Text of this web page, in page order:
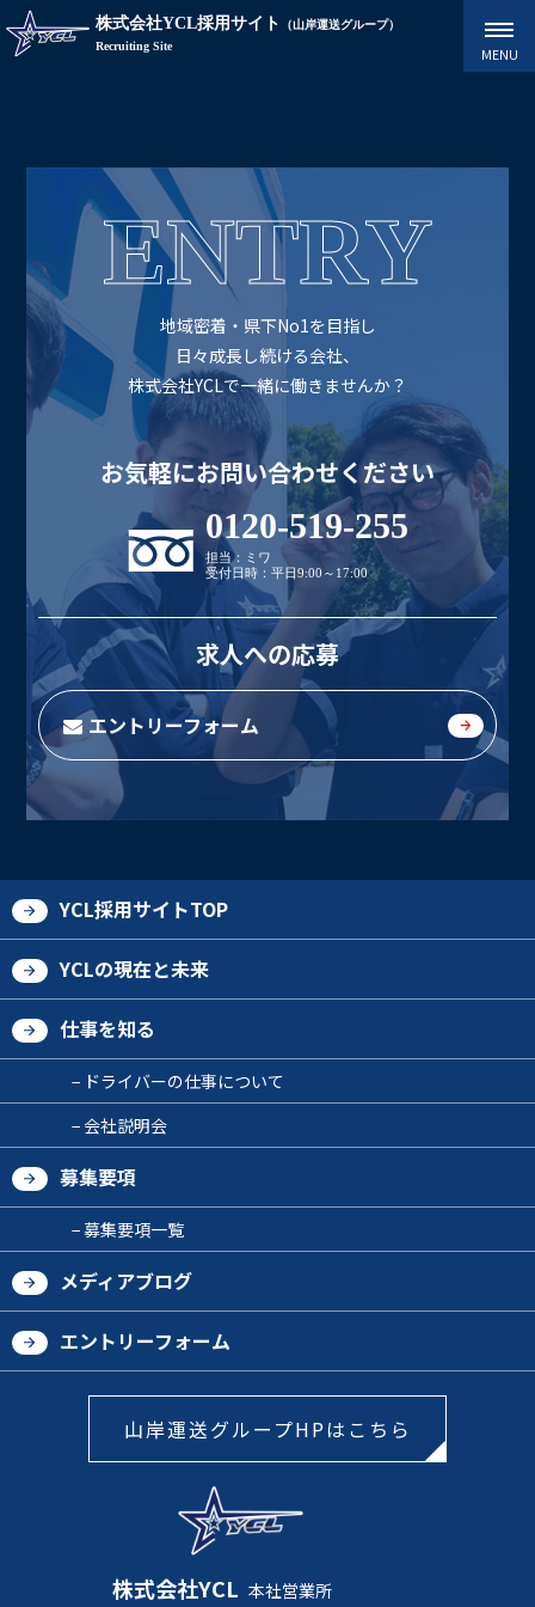
株式会社YCL採用サイト
（山岸運送グループ）
Recruiting Site
ENTRY
地域密着・県下No1を目指し
日々成長し続ける会社、
株式会社YCLで一緒に働きませんか？
お気軽にお問い合わせください
0120-519-255
担当：ミワ
受付日時：平日9:00～17:00
求人への応募
エントリーフォーム
YCL採用サイトTOP
YCLの現在と未来
仕事を知る
ドライバーの仕事について
会社説明会
募集要項
募集要項一覧
メディアブログ
エントリーフォーム
山岸運送グループHPはこちら
株式会社YCL 本社営業所